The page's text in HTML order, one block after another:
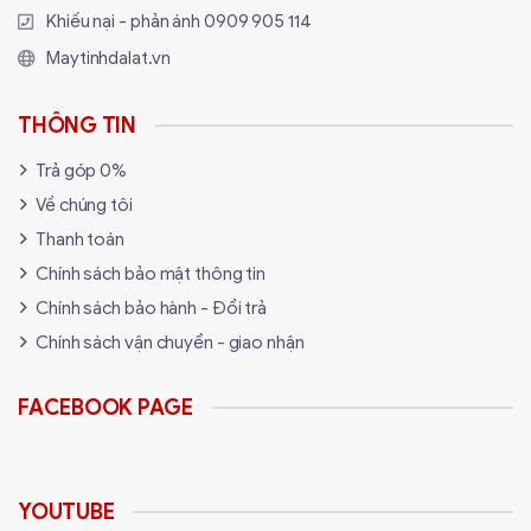
Khiếu nại - phản ánh 0909 905 114
Maytinhdalat.vn
THÔNG TIN
Trả góp 0%
Về chúng tôi
Thanh toán
Chính sách bảo mật thông tin
Chính sách bảo hành - Đổi trả
Chính sách vận chuyển - giao nhận
FACEBOOK PAGE
YOUTUBE